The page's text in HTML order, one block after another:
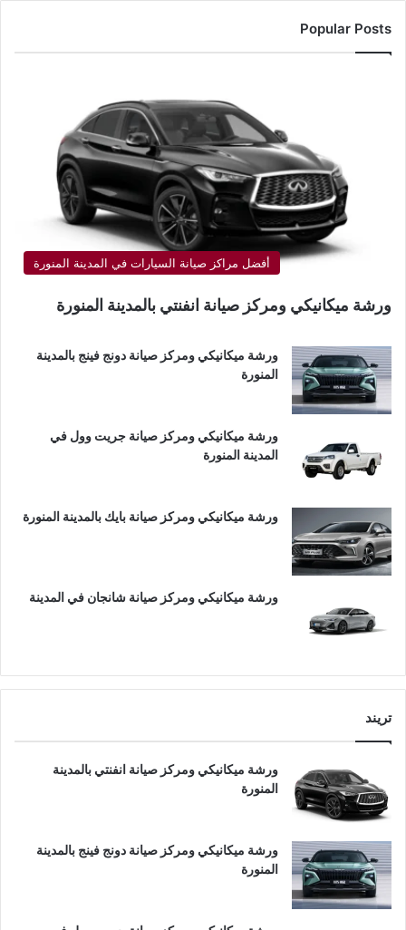
Popular Posts
أفضل مراكز صيانة السيارات في المدينة المنورة
ورشة ميكانيكي ومركز صيانة انفنتي بالمدينة المنورة
ورشة ميكانيكي ومركز صيانة دونج فينج بالمدينة
المنورة
ورشة ميكانيكي ومركز صيانة جريت وول في
المدينة المنورة
ورشة ميكانيكي ومركز صيانة بايك بالمدينة المنورة
ورشة ميكانيكي ومركز صيانة شانجان في المدينة
تريند
ورشة ميكانيكي ومركز صيانة انفنتي بالمدينة
المنورة
ورشة ميكانيكي ومركز صيانة دونج فينج بالمدينة
المنورة